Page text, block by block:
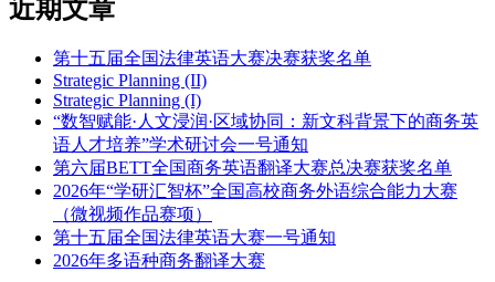
近期文章
第十五届全国法律英语大赛决赛获奖名单
Strategic Planning (II)
Strategic Planning (I)
“数智赋能·人文浸润·区域协同：新文科背景下的商务英
语人才培养”学术研讨会一号通知
第六届BETT全国商务英语翻译大赛总决赛获奖名单
2026年“学研汇智杯”全国高校商务外语综合能力大赛
（微视频作品赛项）
第十五届全国法律英语大赛一号通知
2026年多语种商务翻译大赛